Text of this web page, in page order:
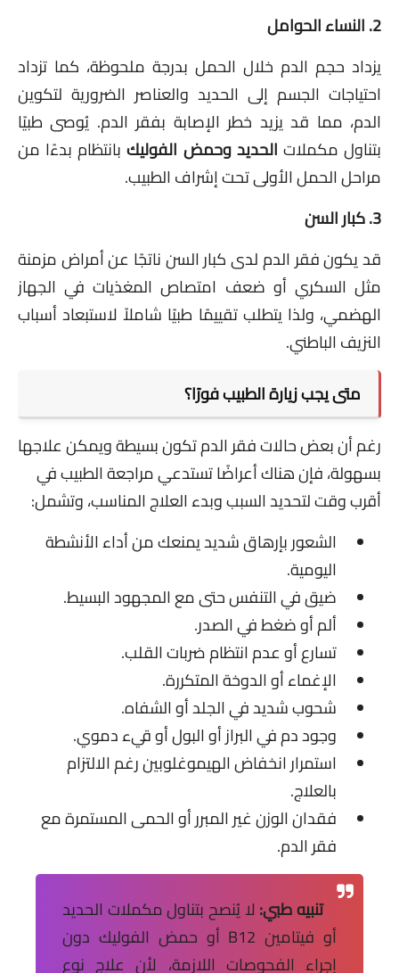
2. النساء الحوامل
يزداد حجم الدم خلال الحمل بدرجة ملحوظة، كما تزداد
احتياجات الجسم إلى الحديد والعناصر الضرورية لتكوين
الدم، مما قد يزيد خطر الإصابة بفقر الدم. يُوصى طبيًا
بتناول مكملات الحديد وحمض الفوليكبانتظام بدءًا من
مراحل الحمل الأولى تحت إشراف الطبيب.
3. كبار السن
قد يكون فقر الدم لدى كبار السن ناتجًا عن أمراض مزمنة
مثل السكري أو ضعف امتصاص المغذيات في الجهاز
الهضمي، ولذا يتطلب تقييمًا طبيًا شاملاً لاستبعاد أسباب
النزيف الباطني.
متى يجب زيارة الطبيب فورًا؟
رغم أن بعض حالات فقر الدم تكون بسيطة ويمكن علاجها
بسهولة، فإن هناك أعراضًا تستدعي مراجعة الطبيب في
أقرب وقت لتحديد السبب وبدء العلاج المناسب، وتشمل:
الشعور بإرهاق شديد يمنعك من أداء الأنشطة
اليومية.
ضيق في التنفس حتى مع المجهود البسيط.
ألم أو ضغط في الصدر.
تسارع أو عدم انتظام ضربات القلب.
الإغماء أو الدوخة المتكررة.
شحوب شديد في الجلد أو الشفاه.
وجود دم في البراز أو البول أو قيء دموي.
استمرار انخفاض الهيموغلوبين رغم الالتزام
بالعلاج.
فقدان الوزن غير المبرر أو الحمى المستمرة مع
فقر الدم.
تنبيه طبي:لا يُنصح بتناول مكملات الحديد
أو فيتامين B12 أو حمض الفوليك دون
إجراء الفحوصات اللازمة، لأن علاج نوع